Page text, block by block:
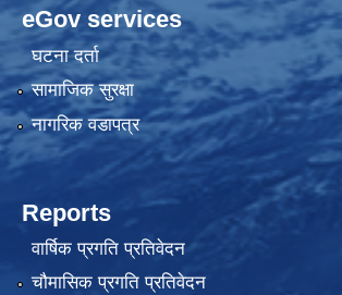
eGov services
घटना दर्ता
सामाजिक सुरक्षा
नागरिक वडापत्र
Reports
वार्षिक प्रगति प्रतिवेदन
चौमासिक प्रगति प्रतिवेदन